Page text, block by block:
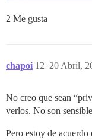
2 Me gusta
chapoi 20 Abril,
12
No creo que sean
verlos. No son
Pero estoy de